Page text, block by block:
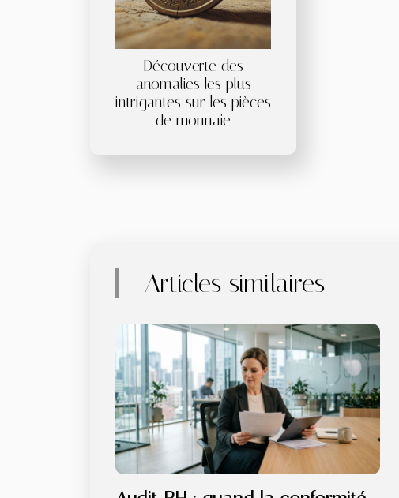
Découverte des
anomalies les plus
intrigantes sur les pièces
de monnaie
Articles similaires